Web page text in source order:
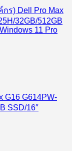
กร) Dell Pro Max
32GB/512GB
11 Pro
G16 G614PW-
SSD/16″